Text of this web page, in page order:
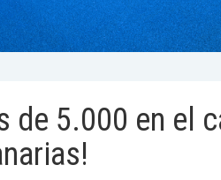
de 5.000 en el